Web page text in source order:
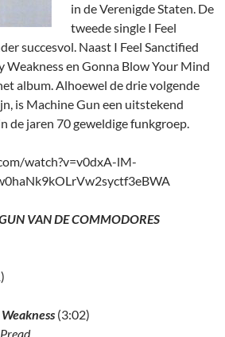
in de Verenigde Staten. De
tweede single I Feel
succesvol. Naast I Feel Sanctified
Weakness en Gonna Blow Your Mind
album. Alhoewel de drie volgende
is Machine Gun een uitstekend
de jaren 70 geweldige funkgroep.
watch?v=v0dxA-lM-
VAN DE COMMODORES
(3:02)